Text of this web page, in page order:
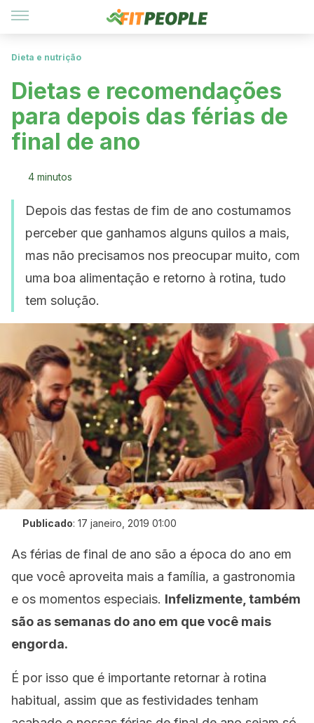
Dieta e nutrição
Dietas e recomendações
para depois das férias de
final de ano
4 minutos
Depois das festas de fim de ano costumamos
perceber que ganhamos alguns quilos a mais,
mas não precisamos nos preocupar muito, com
uma boa alimentação e retorno à rotina, tudo
tem solução.
Publicado: 17 janeiro, 2019 01:00
As férias de final de ano são a época do ano em
que você aproveita mais a família, a gastronomia
e os momentos especiais. Infelizmente, também
são as semanas do ano em que você mais
engorda.
É por isso que é importante retornar à rotina
habitual, assim que as festividades tenham